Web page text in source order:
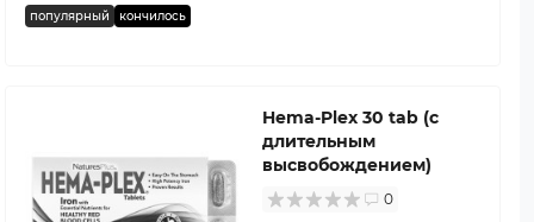
популярный кончилось
Hema-Plex 30 tab (с
длительным
высвобождением)
0